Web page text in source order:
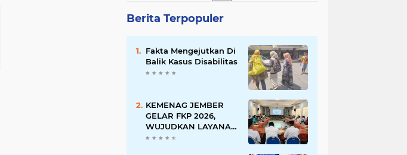
Berita Terpopuler
Fakta Mengejutkan Di
Balik Kasus Disabilitas
KEMENAG JEMBER
GELAR FKP 2026,
WUJUDKAN LAYANAN
BERSINAR DAN